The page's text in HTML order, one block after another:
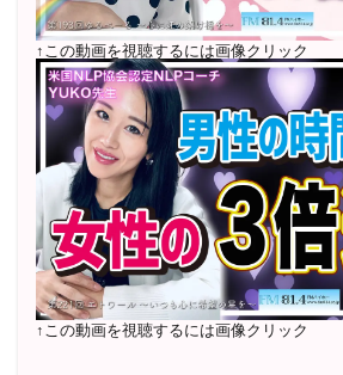
力開発協会認定NLPコーチ資格取得
↑この動画を視聴するには画像クリック
↑この動画を視聴するには画像クリック